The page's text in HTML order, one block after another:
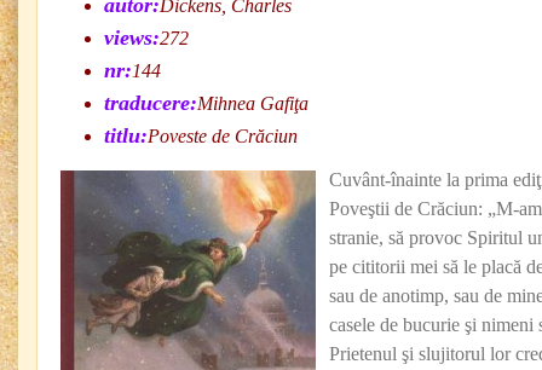
autor:Dickens, Charles
views:272
nr:144
traducere:Mihnea Gafiţa
titlu:Poveste de Crăciun
Cuvânt-înainte la prima
Poveştii de Crăciun: „M-
stranie, să provoc Spiritul
pe cititorii mei să le placă
sau de anotimp, sau de
casele de bucurie şi nimeni
Prietenul şi slujitorul lor